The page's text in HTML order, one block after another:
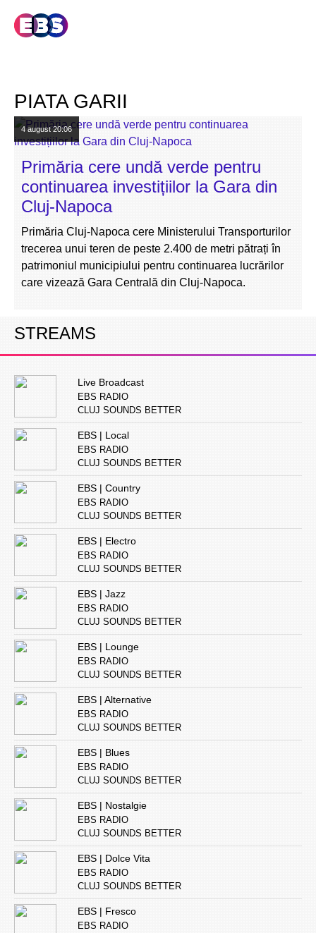
PIATA GARII
4 august20:06
Primăria cere undă verde pentru
continuarea investițiilor la Gara din
Cluj-Napoca
Primăria Cluj-Napoca cere Ministerului Transporturilor
trecerea unui teren de peste 2.400 de metri pătrați în
patrimoniul municipiului pentru continuarea lucrărilor
care vizează Gara Centrală din Cluj-Napoca.
STREAMS
Live Broadcast
EBS RADIO
CLUJ SOUNDS BETTER
EBS | Local
EBS RADIO
CLUJ SOUNDS BETTER
EBS | Country
EBS RADIO
CLUJ SOUNDS BETTER
EBS | Electro
EBS RADIO
CLUJ SOUNDS BETTER
EBS | Jazz
EBS RADIO
CLUJ SOUNDS BETTER
EBS | Lounge
EBS RADIO
CLUJ SOUNDS BETTER
EBS | Alternative
EBS RADIO
CLUJ SOUNDS BETTER
EBS | Blues
EBS RADIO
CLUJ SOUNDS BETTER
EBS | Nostalgie
EBS RADIO
CLUJ SOUNDS BETTER
EBS | Dolce Vita
EBS RADIO
CLUJ SOUNDS BETTER
EBS | Fresco
EBS RADIO